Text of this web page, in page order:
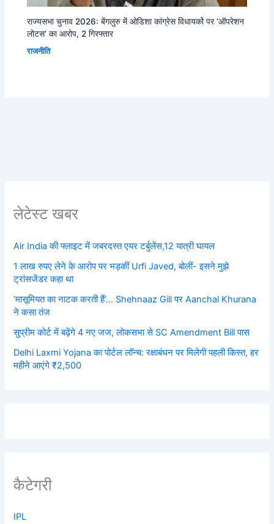
राज्यसभा चुनाव 2026: बेंगलुरु में ओडिशा कांग्रेस विधायकों पर ‘ऑपरेशन
लोटस’ का आरोप, 2 गिरफ्तार
राजनीति
लेटेस्ट खबर
Air India की फ्लाइट में जबरदस्त एयर टर्बुलेंस,12 यात्री घायल
1 लाख रुपए लेने के आरोप पर भड़कीं Urfi Javed, बोलीं- इसने मुझे
ट्रांसजेंडर कहा था
‘मासूमियत का नाटक करती हैं’… Shehnaaz Gill पर Aanchal Khurana
ने कसा तंज
सुप्रीम कोर्ट में बढ़ेंगे 4 नए जज, लोकसभा से SC Amendment Bill पास
Delhi Laxmi Yojana का पोर्टल लॉन्च: रक्षाबंधन पर मिलेगी पहली किस्त, हर
महीने आएंगे ₹2,500
कैटेगरी
IPL